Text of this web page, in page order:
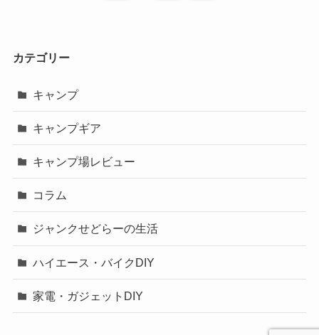
カテゴリー
キャンプ
キャンプギア
キャンプ場レビュー
コラム
ジャンクせどらーの生活
ハイエース・バイクDIY
家電・ガジェットDIY